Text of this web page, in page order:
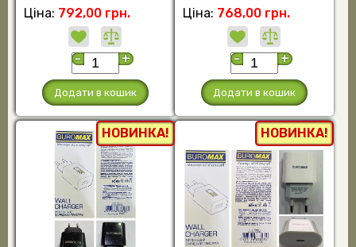
Ціна: 792,00 грн.
- +
Додати в кошик
Ціна: 768,00 грн.
- +
Додати в кошик
НОВИНКА! НОВИНКА!